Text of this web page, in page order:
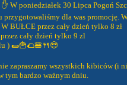
W poniedziałek 30 Lipca Pogoń
przygotowaliśmy dla was promocję.
BUŁCE przez cały dzień tylko 8 zł
cały dzień tylko 9 zl
) 🌯🍟🌮🍔🍴😎
zapraszamy wszystkich kibiców (i
tym bardzo ważnym dniu.